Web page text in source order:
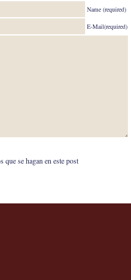
Name (required)
E-Mail(required)
se hagan en este post